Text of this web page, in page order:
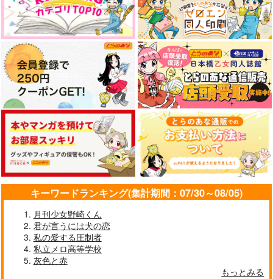
Oh, my Wonder Day
s!
飴玉製作所
1,210円（税込）
ジェイド×女夢主
サンプル
作品詳細
I can't beat you
キャルロット
726円（税込）
夏油傑×五条悟
Beat of youth
kdrop
787円（税込）
トガシ×小宮
キーワードランキング(集計期間：07/30～08/05)
月刊少女野崎くん
君が言うには犬の恋
私の愛する圧制者
私立メロ高等学校
灰色と赤
もっとみる